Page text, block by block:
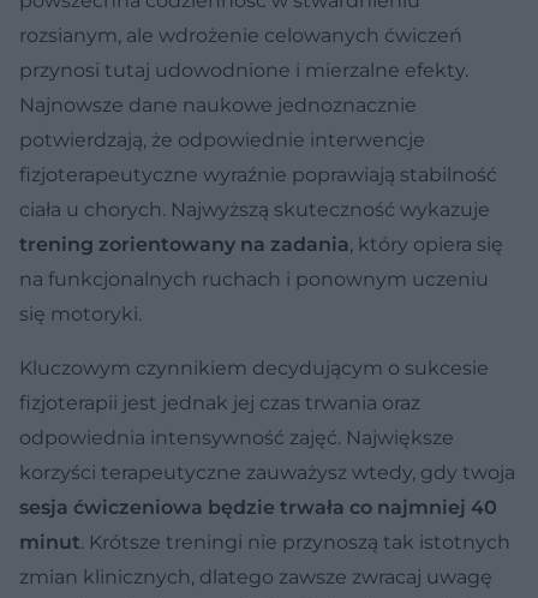
rozsianym, ale wdrożenie celowanych ćwiczeń
przynosi tutaj udowodnione i mierzalne efekty.
Najnowsze dane naukowe jednoznacznie
potwierdzają, że odpowiednie interwencje
fizjoterapeutyczne wyraźnie poprawiają stabilność
ciała u chorych. Najwyższą skuteczność wykazuje
trening zorientowany na zadania, który opiera się
na funkcjonalnych ruchach i ponownym uczeniu
się motoryki.
Kluczowym czynnikiem decydującym o sukcesie
fizjoterapii jest jednak jej czas trwania oraz
odpowiednia intensywność zajęć. Największe
korzyści terapeutyczne zauważysz wtedy, gdy twoja
sesja ćwiczeniowa będzie trwała co najmniej 40
minut. Krótsze treningi nie przynoszą tak istotnych
zmian klinicznych, dlatego zawsze zwracaj uwagę